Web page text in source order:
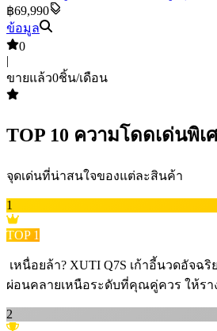
฿69,990
ข้อมูล
0
|
ขายแล้ว0ชิ้น/เดือน
TOP 10 ความโดดเด่นพิเ
จุดเด่นที่น่าสนใจของแต่ละสินค้า
1
TOP 1
เหนื่อยล้า? XUTI Q7S เก้าอี้นวดอัจ
ผ่อนคลายเหนือระดับที่คุณคู่ควร ให้รา
2